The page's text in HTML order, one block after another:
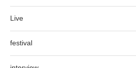
Live
festival